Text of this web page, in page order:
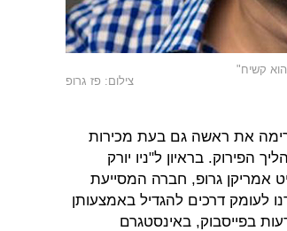
הוא קשיח"
צילום: פז גרופ
את ראשה גם בעת מכירות
הפירוק. בראיון ל"ניו יורק
אמריקן גרופ, חברה המסייעת
לעומק דרכים להגדיל באמצעותן
בפייסבוק, באינסטגרם